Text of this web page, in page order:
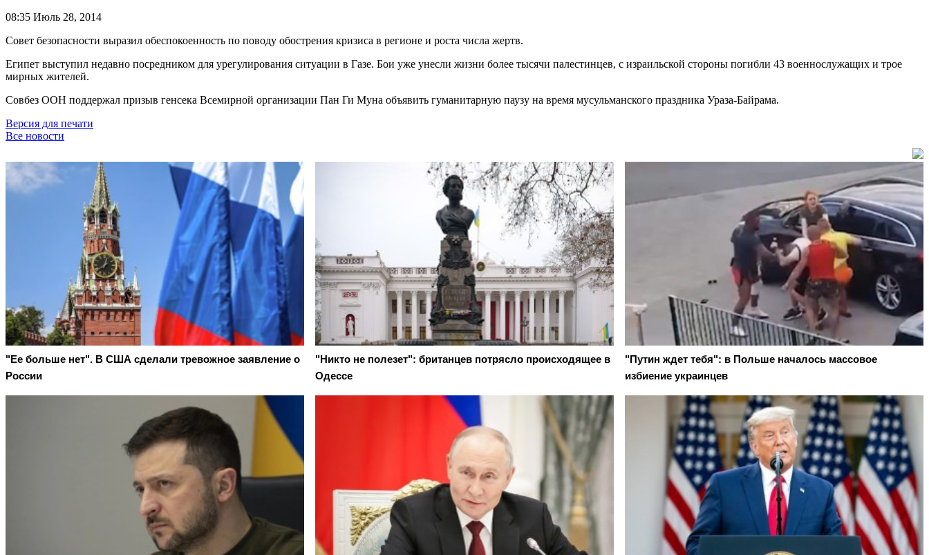
08:35 Июль 28, 2014
Совет безопасности выразил обеспокоенность по поводу обострения кризиса в регионе и роста числа жертв.
Египет выступил недавно посредником для урегулирования ситуации в Газе. Бои уже унесли жизни более тысячи палестинцев, с израильской стороны погибли 43 военнослужащих и трое
мирных жителей.
Совбез ООН поддержал призыв генсека Всемирной организации Пан Ги Муна объявить гуманитарную паузу на время мусульманского праздника Ураза-Байрама.
Версия для печати
Все новости
"Ее больше нет". В США сделали тревожное заявление о
России
"Никто не полезет": британцев потрясло происходящее в
Одессе
"Путин ждет тебя": в Польше началось массовое
избиение украинцев